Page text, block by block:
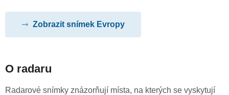
Zobrazit snímek Evropy
O radaru
Radarové snímky znázorňují místa, na kterých se vyskytují